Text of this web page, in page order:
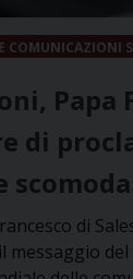
COMUNICAZIONI
Papa
di
di
del